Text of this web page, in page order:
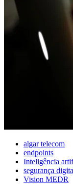
algar telecom
endpoints
Inteligência
segurança
Vision MEDR